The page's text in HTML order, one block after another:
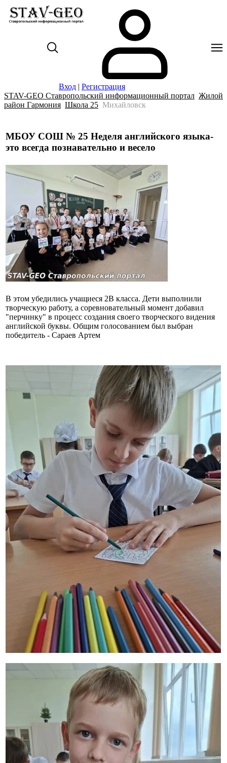
Вход | Регистрация
STAV-GEO Ставропольский информационный портал Жилой
район Гармония Школа 25 Михайловск
МБОУ СОШ № 25 Неделя английского языка-
это всегда познавательно и весело
В этом убедились учащиеся 2В класса. Дети выполнили
творческую работу, а соревновательный момент добавил
"перчинку" в процесс создания своего творческого видения
английской буквы. Общим голосованием был выбран
победитель - Сараев Артем